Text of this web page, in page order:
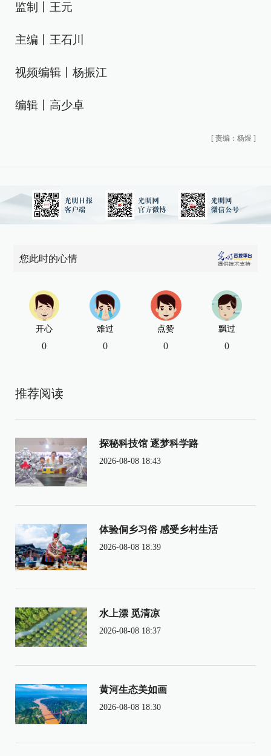
监制丨王元
主编丨王石川
视频编辑丨杨振江
编辑丨高少卓
[ 责编：杨煜 ]
您此时的心情
开心
0
难过
0
点赞
0
飘过
0
推荐阅读
探秘科技馆 逐梦科学路
2026-08-08 18:43
体验侗乡习俗 感受乡村生活
2026-08-08 18:39
水上漂 觅清凉
2026-08-08 18:37
黄河生态美如画
2026-08-08 18:30